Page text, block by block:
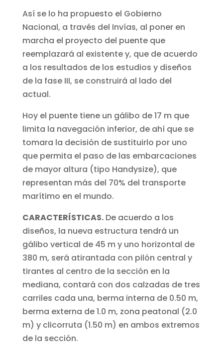
Así se lo ha propuesto el Gobierno
Nacional, a través del Invías, al poner en
marcha el proyecto del puente que
reemplazará al existente y, que de acuerdo
a los resultados de los estudios y diseños
de la fase III, se construirá al lado del
actual.
Hoy el puente tiene un gálibo de 17 m que
limita la navegación inferior, de ahí que se
tomara la decisión de sustituirlo por uno
que permita el paso de las embarcaciones
de mayor altura (tipo Handysize), que
representan más del 70% del transporte
marítimo en el mundo.
CARACTERÍSTICAS.De acuerdo a los
diseños, la nueva estructura tendrá un
gálibo vertical de 45 m y uno horizontal de
380 m, será atirantada con pilón central y
tirantes al centro de la sección en la
mediana, contará con dos calzadas de tres
carriles cada una, berma interna de 0.50 m,
berma externa de 1.0 m, zona peatonal (2.0
m) y clicorruta (1.50 m) en ambos extremos
de la sección.